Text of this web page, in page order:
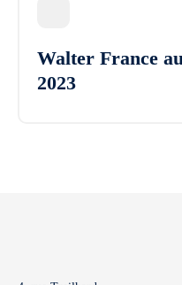
Walter France
2023